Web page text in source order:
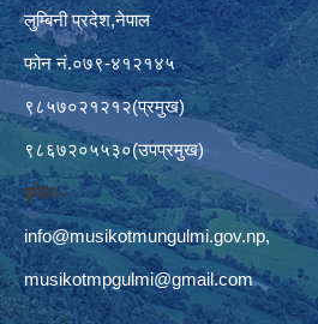
लुम्बिनी प्रदेश,नेपाल
फोन नं.०७९-४१२१४५
९८५७०२१२१२(प्रमुख)
९८६७२०५५३०(उपप्रमुख)
इमेलः–
info@musikotmungulmi.gov.np,
musikotmpgulmi@gmail.com